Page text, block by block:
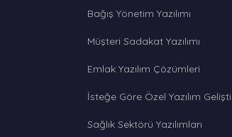
Bağış Yönetim Yazılımı
Müşteri Sadakat Yazılımı
Emlak Yazılım Çözümleri
İsteğe Göre Özel Yazılım
Sağlık Sektörü Yazılımları